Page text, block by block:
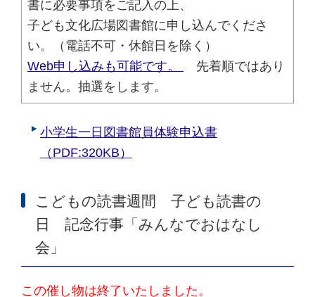
書に必要事項をご記入の上、
子ども文化広場図書館に申し込んでくださ
い。（電話不可・休館日を除く）
Web申し込みも可能です。
先着順ではあり
ません。抽選をします。
小学生一日図書館員体験申込書
（PDF:320KB）
こどもの読書週間 子ども読書の
日 記念行事「みんなでおはなし
会」
この催し物は終了いたしました。